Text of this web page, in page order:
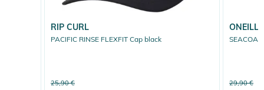
RIP CURL
PACIFIC RINSE FLEXFIT Cap black
25,90 €
ONEILL
29,90 €